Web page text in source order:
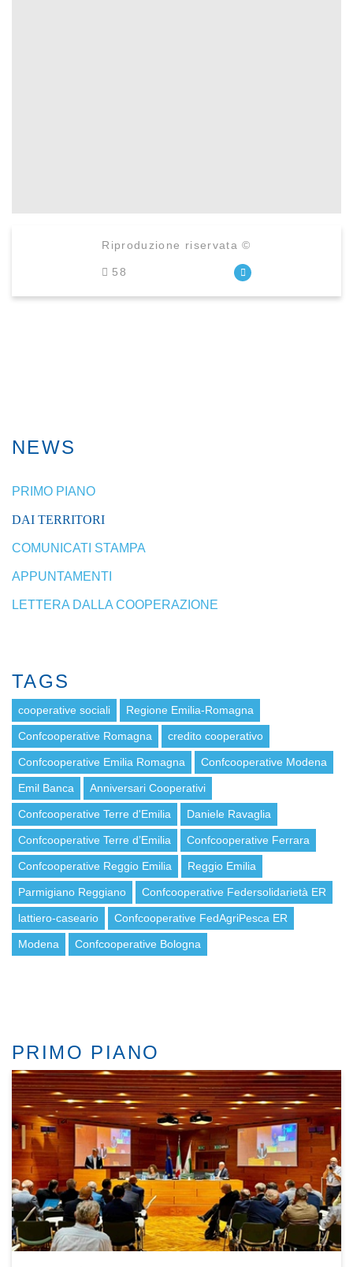
Riproduzione riservata ©
58
NEWS
PRIMO PIANO
DAI TERRITORI
COMUNICATI STAMPA
APPUNTAMENTI
LETTERA DALLA COOPERAZIONE
TAGS
cooperative sociali Regione Emilia-Romagna
Confcooperative Romagna credito cooperativo
Confcooperative Emilia Romagna Confcooperative Modena
Emil Banca Anniversari Cooperativi
Confcooperative Terre d'Emilia Daniele Ravaglia
Confcooperative Terre d’Emilia Confcooperative Ferrara
Confcooperative Reggio Emilia Reggio Emilia
Parmigiano Reggiano Confcooperative Federsolidarietà ER
lattiero-caseario Confcooperative FedAgriPesca ER
Modena Confcooperative Bologna
PRIMO PIANO